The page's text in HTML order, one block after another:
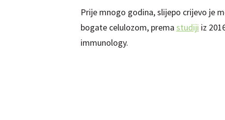
Prije mnogo godina, slijepo crijevo je
bogate celulozom, prema studiji iz
immunology.